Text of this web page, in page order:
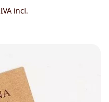
IVA incl.